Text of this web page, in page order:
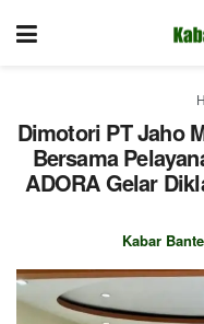
Dimotori PT Jaho
Bersama
ADORA Gelar
Kabar